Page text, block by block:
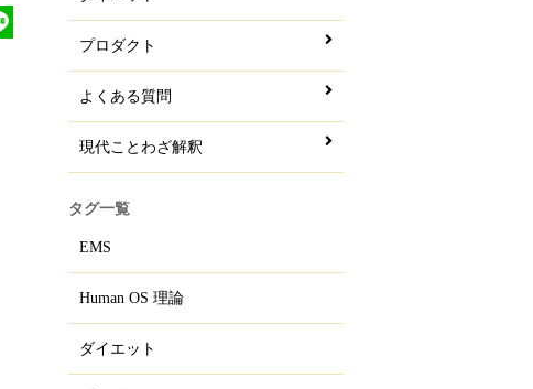
プロダクト
よくある質問
現代ことわざ解釈
タグ一覧
EMS
Human OS 理論
ダイエット